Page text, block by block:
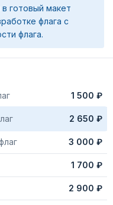
готовый макет
флага с
флага.
1 500 ₽
2 650 ₽
3 000 ₽
1 700 ₽
2 900 ₽